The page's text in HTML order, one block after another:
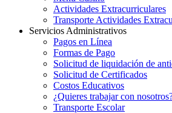
Actividades Extracurriculares
Transporte Actividades
Servicios Administrativos
Pagos en Línea
Formas de Pago
Solicitud de liquidación de
Solicitud de Certificados
Costos Educativos
¿Quieres trabajar con
Transporte Escolar